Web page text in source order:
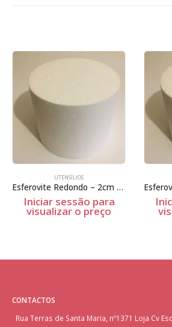
UTENSÍLIOS
Esferovite Redondo – 2cm Espessura
Iniciar sessão para
visualizar o preço
CONTACTOS
Rua Terras de Santa Maria, nº1371 Loja Cv